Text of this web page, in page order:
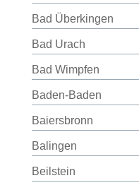
Bad Überkingen
Bad Urach
Bad Wimpfen
Baden-Baden
Baiersbronn
Balingen
Beilstein